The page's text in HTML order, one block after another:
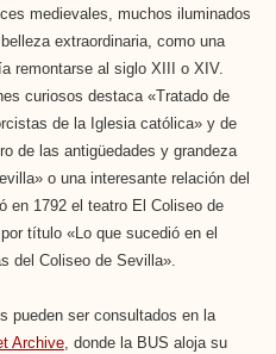
medievales, muchos iluminados
extraordinaria, como una
remontarse al siglo XIII o XIV.
curiosos destaca «Tratado de
de la Iglesia católica» y de
de las antigüedades y grandeza
o una interesante relación del
en 1792 el teatro El Coliseo de
título «Lo que sucedió en el
del Coliseo de Sevilla».
pueden ser consultados en la
Archive, donde la BUS aloja su